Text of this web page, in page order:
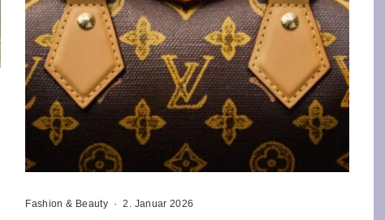
Fashion & Beauty · 2. Januar 2026